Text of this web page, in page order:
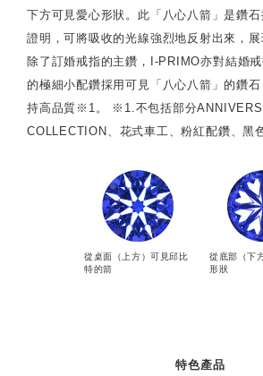
下方可見愛心形狀。此「八心八箭」是鑽
證明，可將吸收的光線強烈地反射出來，展
除了訂婚戒指的主鑽，I-PRIMO亦對結婚
的極細小配鑽採用可見「八心八箭」的鑽
持高品質※1。 ※1.不包括部分
COLLECTION、花式車工、粉紅配鑽、黑
從桌面（上方）可見邱比
特的箭
從底部（下
形狀
特色產品